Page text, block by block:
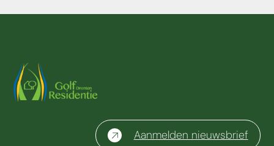
Aanmelden nieuwsbrief